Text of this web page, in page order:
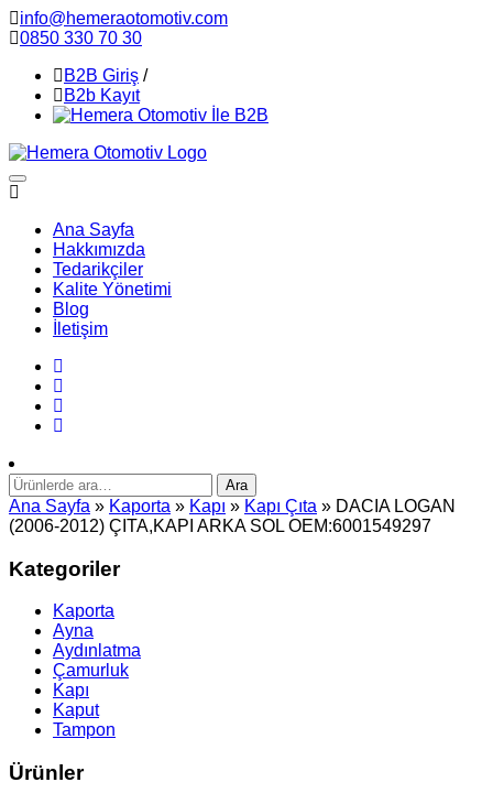
info@hemeraotomotiv.com
0850 330 70 30
B2B Giriş /
B2b Kayıt
Ana Sayfa
Hakkımızda
Tedarikçiler
Kalite Yönetimi
Blog
İletişim
Ara: Ara
Ana Sayfa » Kaporta » Kapı » Kapı Çıta » DACIA LOGAN
(2006-2012) ÇITA,KAPI ARKA SOL OEM:6001549297
Kategoriler
Kaporta
Ayna
Aydınlatma
Çamurluk
Kapı
Kaput
Tampon
Ürünler